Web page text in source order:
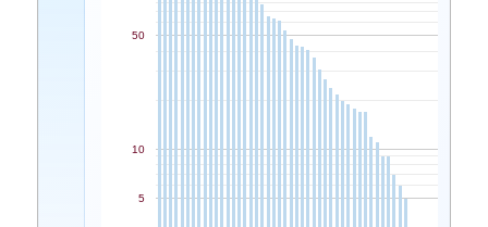
5
10
50